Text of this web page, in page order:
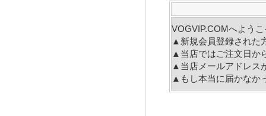
VOGVIP.COMへよう
▲新規会員登録された
▲当店ではご注文日か
▲当店メールアドレス
▲もし本当に届かなか